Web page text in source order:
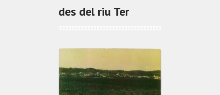
des del riu Ter